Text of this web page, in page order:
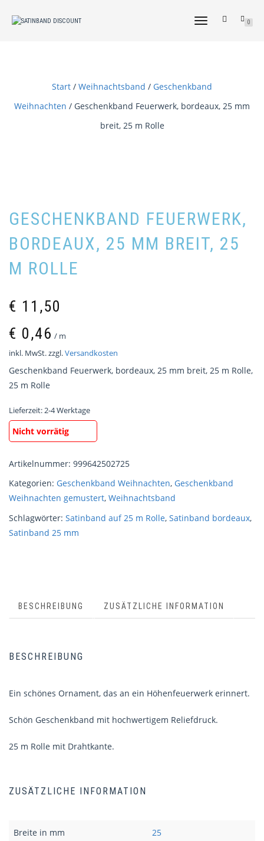
NAVIGATION
0
Start / Weihnachtsband / Geschenkband
Weihnachten / Geschenkband Feuerwerk, bordeaux, 25 mm
breit, 25 m Rolle
GESCHENKBAND FEUERWERK,
BORDEAUX, 25 MM BREIT, 25
M ROLLE
€ 11,50
€ 0,46 / m
inkl. MwSt.zzgl.Versandkosten
Geschenkband Feuerwerk, bordeaux, 25 mm breit, 25 m Rolle,
25 m Rolle
Lieferzeit:2-4 Werktage
Nicht vorrätig
Artikelnummer: 999642502725
Kategorien: Geschenkband Weihnachten, Geschenkband
Weihnachten gemustert, Weihnachtsband
Schlagwörter: Satinband auf 25 m Rolle, Satinband bordeaux,
Satinband 25 mm
BESCHREIBUNG ZUSÄTZLICHE INFORMATION
BESCHREIBUNG
Ein schönes Ornament, das an ein Höhenfeuerwerk erinnert.
Schön Geschenkband mit hochwertigem Reliefdruck.
25 m Rolle mit Drahtkante.
ZUSÄTZLICHE INFORMATION
Breite in mm 25